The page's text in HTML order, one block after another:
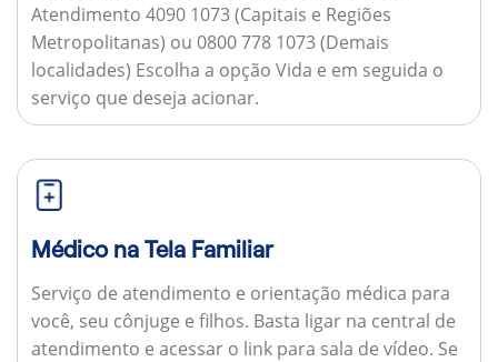
Atendimento 4090 1073 (Capitais e Regiões
Metropolitanas) ou 0800 778 1073 (Demais
localidades) Escolha a opção Vida e em seguida o
serviço que deseja acionar.
Médico na Tela Familiar
Serviço de atendimento e orientação médica para
você, seu cônjuge e filhos. Basta ligar na central de
atendimento e acessar o link para sala de vídeo. Se